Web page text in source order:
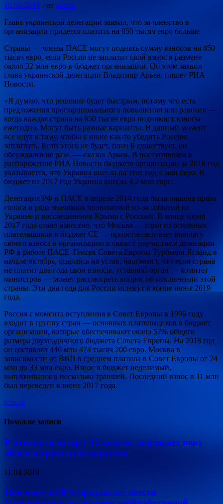
10.04.2019 - от admin
Глава украинской делегации заявил, что за членство в
организации придется платить на 850 тысяч евро больше
Страны — члены ПАСЕ могут поднять сумму взносов на 850
тысяч евро, если Россия не заплатит свой взнос в размене
около 32 млн евро в бюджет организации. Об этом заявил
глава украинской делегации Владимир Арьев, пишет РИА
Новости.
«Я думаю, что решение будет быстрым, потому что есть
предложения пропорционального повышения или равного —
когда каждая страна на 850 тысяч евро поднимает взносы
ежегодно. Могут быть разные варианты. В данный момент
все идут к тому, чтобы в июне как-то убедить Россию
заплатить. Если этого не будет, план Б существует, он
обсуждался не раз», — сказал Арьев. В поступившем в
распоряжение РИА Новости бюджете организации за 2018 год
указывается, что Украина внесла на этот год 4 млн евро. В
бюджет на 2017 год Украина внесла 4,2 млн евро.
Делегация РФ в ПАСЕ в апреле 2014 года была лишена права
голоса и ряда значимых полномочий из-за событий на
Украине и воссоединения Крыма с Россией. В конце июня
2017 года стало известно, что Москва — один из основных
плательщиков в бюджет СЕ — приостанавливает выплату
своего взноса в организацию в связи с неучастием делегации
РФ в работе ПАСЕ. Генсек Совета Европы Турбьерн Ягланд в
начале октября, ссылаясь на устав, напомнил, что если страна
не платит два года свои взносы, уставной орган — комитет
министров — может рассмотреть вопрос об исключении этой
страны. Эти два года для России истекут в конце июня 2019
года.
Россия с момента вступления в Совет Европы в 1996 году
входит в группу стран — основных плательщиков в бюджет
организации, которые обеспечивают около 57% общего
размера двухгодичного бюджета Совета Европы. На 2018 год
он составлял 446 млн 474 тысяч 200 евро. Москва в
зависимости от ВВП в среднем платила в Совет Европы от 24
млн до 33 млн евро. Взнос в бюджет неделимый,
выплачивался в несколько траншей. Последний взнос в 11 млн
был переведен в июне 2017 года.
bfm.ru
Похожие записи
Россельхознадзор с 12 апреля запрещает ввоз
яблок и груш из Белоруссии
11.04.2019
Пошлину в 80% предлагает ввести